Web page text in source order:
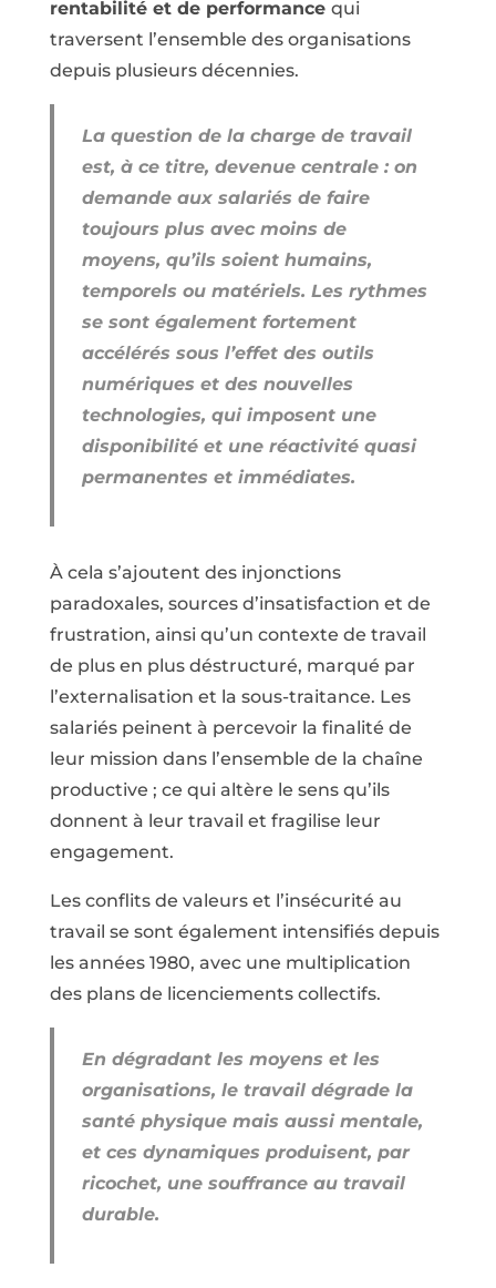
rentabilité et de performance qui
traversent l’ensemble des organisations
depuis plusieurs décennies.
La question de la charge de travail
est, à ce titre, devenue centrale : on
demande aux salariés de faire
toujours plus avec moins de
moyens, qu’ils soient humains,
temporels ou matériels. Les rythmes
se sont également fortement
accélérés sous l’effet des outils
numériques et des nouvelles
technologies, qui imposent une
disponibilité et une réactivité quasi
permanentes et immédiates.
À cela s’ajoutent des injonctions
paradoxales, sources d’insatisfaction et de
frustration, ainsi qu’un contexte de travail
de plus en plus déstructuré, marqué par
l’externalisation et la sous-traitance. Les
salariés peinent à percevoir la finalité de
leur mission dans l’ensemble de la chaîne
productive ; ce qui altère le sens qu’ils
donnent à leur travail et fragilise leur
engagement.
Les conflits de valeurs et l’insécurité au
travail se sont également intensifiés depuis
les années 1980, avec une multiplication
des plans de licenciements collectifs.
En dégradant les moyens et les
organisations, le travail dégrade la
santé physique mais aussi mentale,
et ces dynamiques produisent, par
ricochet, une souffrance au travail
durable.